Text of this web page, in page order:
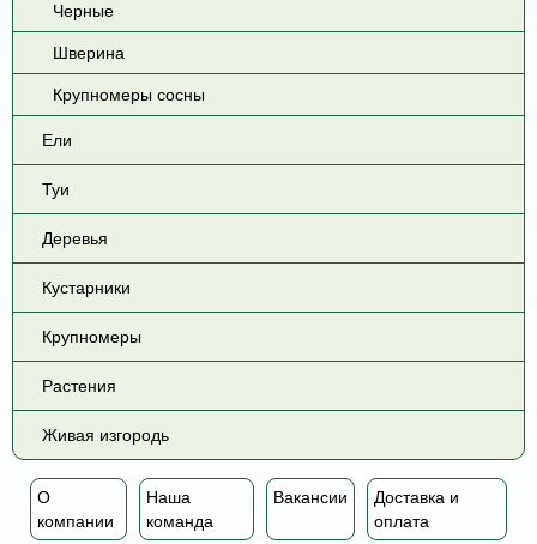
Черные
Шверина
Крупномеры сосны
Ели
Туи
Деревья
Кустарники
Крупномеры
Растения
Живая изгородь
О
компании
Наша
команда
Вакансии
Доставка и
оплата